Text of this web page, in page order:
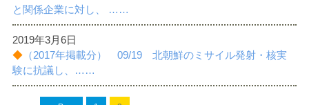
と関係企業に対し、 ……
2019年3月6日
◆ （2017年掲載分） 09/19 北朝鮮のミサイル発射・核実
験に抗議し、……